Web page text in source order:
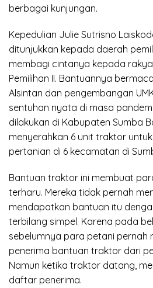
berbagai kunjungan.
Kepedulian Julie Sutrisno
ditunjukkan kepada daerah
membagi cintanya kepada
Pemilihan II. Bantuannya
Alsintan dan pengembangan
sentuhan nyata di masa
dilakukan di Kabupaten Sumba
menyerahkan 6 unit traktor
pertanian di 6 kecamatan di
Bantuan traktor ini membuat
terharu. Mereka tidak pernah
mendapatkan bantuan itu
terbilang simpel. Karena pada
sebelumnya para petani pernah
penerima bantuan traktor dari
Namun ketika traktor datang,
daftar penerima.